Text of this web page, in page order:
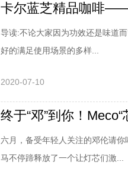
卡尔蓝芝精品咖啡
导读:不论大家因为功效还是味道
好的满足使用场景的多样...
2020-07-10
终于“邓”到你！
六月，备受年轻人关注的邓伦请
马不停蹄释放了一个让灯芯们激...